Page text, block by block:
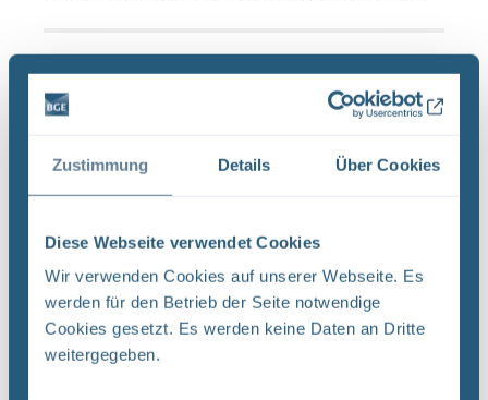
Zustimmung Details Über Cookies
Diese Webseite verwendet Cookies
Wir verwenden Cookies auf unserer Webseite. Es
werden für den Betrieb der Seite notwendige
Cookies gesetzt. Es werden keine Daten an Dritte
weitergegeben.
Termine (kurz)
zur Zeit sind keine Termine bekannt, mehr Infos
(externer Link)
Navigation "zurück" zu karriereseiten